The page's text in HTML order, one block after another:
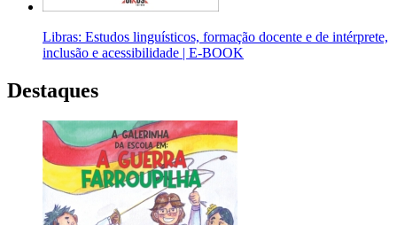
Libras: Estudos linguísticos, formação docente e de intérprete,
inclusão e acessibilidade | E-BOOK
Destaques